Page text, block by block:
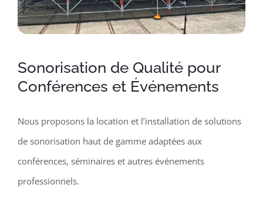
Sonorisation de Qualité pour
Conférences et Événements
Nous proposons la location et l’installation de solutions
de sonorisation haut de gamme adaptées aux
conférences, séminaires et autres événements
professionnels.